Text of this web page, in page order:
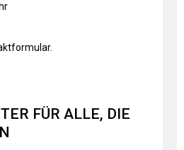
.
FÜR ALLE, DIE